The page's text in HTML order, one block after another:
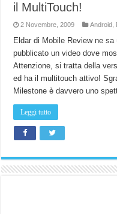
il MultiTouch!
2 Novembre, 2009 Android
Eldar di Mobile Review ne
pubblicato un video dove
Attenzione, si tratta della
ed ha il multitouch attivo!
Milestone è davvero uno
Leggi tutto